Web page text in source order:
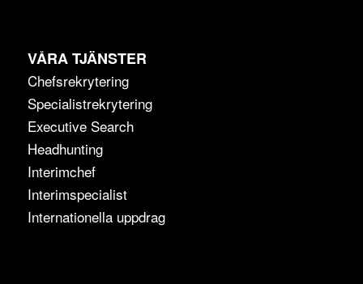
VÅRA TJÄNSTER
Chefsrekrytering
Specialistrekrytering
Executive Search
Headhunting
Interimchef
Interimspecialist
Internationella uppdrag